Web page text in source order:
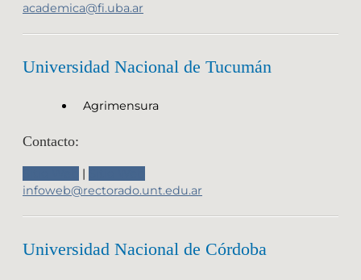
academica@fi.uba.ar
Universidad Nacional de Tucumán
Agrimensura
Contacto:
|
infoweb@rectorado.unt.edu.ar
Universidad Nacional de Córdoba